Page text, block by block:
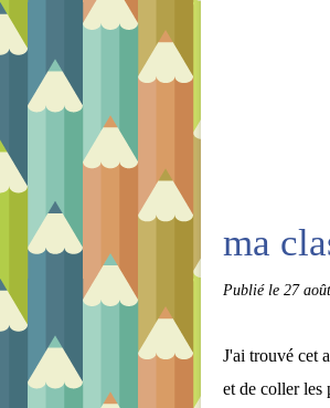
ma
Publié le 27
J'ai trouvé cet
et de coller les